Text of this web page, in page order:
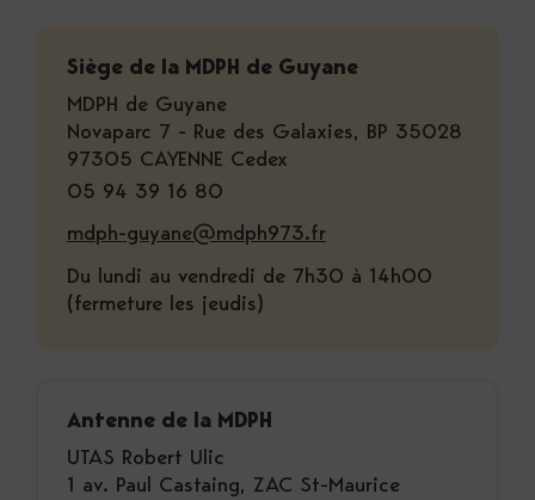
Siège de la MDPH de Guyane
MDPH de Guyane
Novaparc 7 - Rue des Galaxies, BP 35028
97305 CAYENNE Cedex
05 94 39 16 80
mdph-guyane@mdph973.fr
Du lundi au vendredi de 7h30 à 14h00
(fermeture les jeudis)
Antenne de la MDPH
UTAS Robert Ulic
1 av. Paul Castaing, ZAC St-Maurice